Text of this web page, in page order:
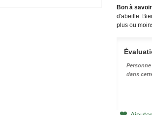
Bon à savoir
d'abeille.
plus ou
dans